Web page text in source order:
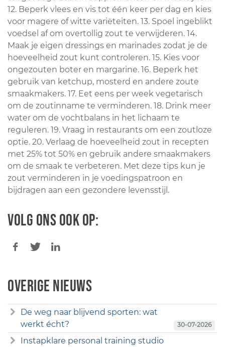
12. Beperk vlees en vis tot één keer per dag en kies
voor magere of witte variëteiten. 13. Spoel ingeblikt
voedsel af om overtollig zout te verwijderen. 14.
Maak je eigen dressings en marinades zodat je de
hoeveelheid zout kunt controleren. 15. Kies voor
ongezouten boter en margarine. 16. Beperk het
gebruik van ketchup, mosterd en andere zoute
smaakmakers. 17. Eet eens per week vegetarisch
om de zoutinname te verminderen. 18. Drink meer
water om de vochtbalans in het lichaam te
reguleren. 19. Vraag in restaurants om een zoutloze
optie. 20. Verlaag de hoeveelheid zout in recepten
met 25% tot 50% en gebruik andere smaakmakers
om de smaak te verbeteren. Met deze tips kun je
zout verminderen in je voedingspatroon en
bijdragen aan een gezondere levensstijl.
Volg ons ook op:
Overige nieuws
De weg naar blijvend sporten: wat
werkt écht?
30-07-2026
Instapklare personal training studio